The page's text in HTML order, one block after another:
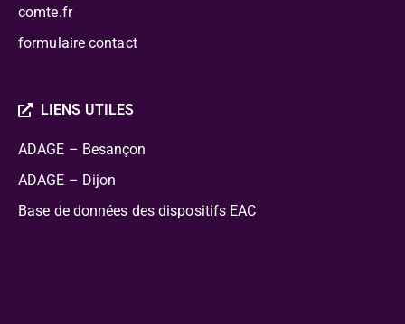
comte.fr
formulaire contact
LIENS UTILES
ADAGE – Besançon
ADAGE – Dijon
Base de données des dispositifs EAC